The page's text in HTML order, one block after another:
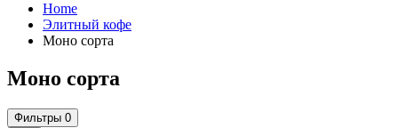
Home
Элитный кофе
Моно сорта
Моно сорта
Фильтры 0